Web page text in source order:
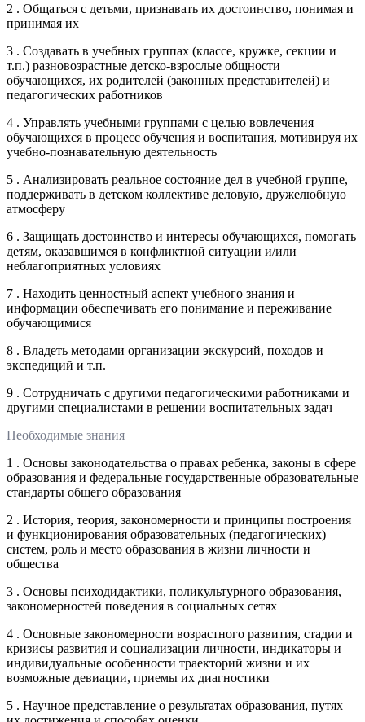
2 . Общаться с детьми, признавать их достоинство, понимая и
принимая их
3 . Создавать в учебных группах (классе, кружке, секции и
т.п.) разновозрастные детско-взрослые общности
обучающихся, их родителей (законных представителей) и
педагогических работников
4 . Управлять учебными группами с целью вовлечения
обучающихся в процесс обучения и воспитания, мотивируя их
учебно-познавательную деятельность
5 . Анализировать реальное состояние дел в учебной группе,
поддерживать в детском коллективе деловую, дружелюбную
атмосферу
6 . Защищать достоинство и интересы обучающихся, помогать
детям, оказавшимся в конфликтной ситуации и/или
неблагоприятных условиях
7 . Находить ценностный аспект учебного знания и
информации обеспечивать его понимание и переживание
обучающимися
8 . Владеть методами организации экскурсий, походов и
экспедиций и т.п.
9 . Сотрудничать с другими педагогическими работниками и
другими специалистами в решении воспитательных задач
Необходимые знания
1 . Основы законодательства о правах ребенка, законы в сфере
образования и федеральные государственные образовательные
стандарты общего образования
2 . История, теория, закономерности и принципы построения
и функционирования образовательных (педагогических)
систем, роль и место образования в жизни личности и
общества
3 . Основы психодидактики, поликультурного образования,
закономерностей поведения в социальных сетях
4 . Основные закономерности возрастного развития, стадии и
кризисы развития и социализации личности, индикаторы и
индивидуальные особенности траекторий жизни и их
возможные девиации, приемы их диагностики
5 . Научное представление о результатах образования, путях